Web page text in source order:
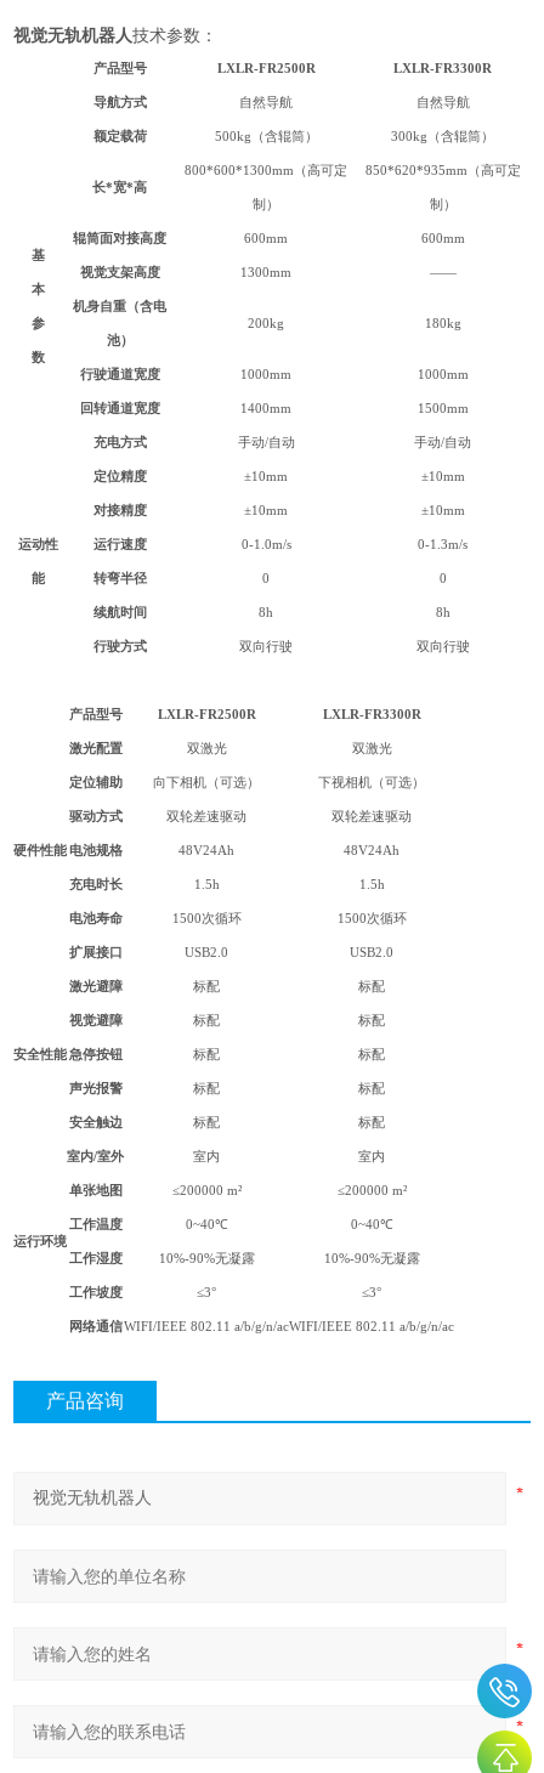
视觉无轨机器人技术参数：
产品型号 LXLR-FR2500R LXLR-FR3300R
基
本
参
数
导航方式 自然导航 自然导航
额定载荷 500kg（含辊筒） 300kg（含辊筒）
长*宽*高
800*600*1300mm（高可定
制）
850*620*935mm（高可定
制）
辊筒面对接高度 600mm 600mm
视觉支架高度 1300mm ——
机身自重（含电
池）
200kg 180kg
行驶通道宽度 1000mm 1000mm
回转通道宽度 1400mm 1500mm
充电方式 手动/自动 手动/自动
运动性
能
定位精度 ±10mm ±10mm
对接精度 ±10mm ±10mm
运行速度 0-1.0m/s 0-1.3m/s
转弯半径 0 0
续航时间 8h 8h
行驶方式 双向行驶 双向行驶
产品型号 LXLR-FR2500R LXLR-FR3300R
硬件性能
激光配置 双激光 双激光
定位辅助 向下相机（可选） 下视相机（可选）
驱动方式 双轮差速驱动 双轮差速驱动
电池规格 48V24Ah 48V24Ah
充电时长 1.5h 1.5h
电池寿命 1500次循环 1500次循环
扩展接口 USB2.0 USB2.0
安全性能
激光避障 标配 标配
视觉避障 标配 标配
急停按钮 标配 标配
声光报警 标配 标配
安全触边 标配 标配
运行环境
室内/室外 室内 室内
单张地图 ≤200000 m² ≤200000 m²
工作温度 0~40℃ 0~40℃
工作湿度 10%-90%无凝露 10%-90%无凝露
工作坡度 ≤3° ≤3°
网络通信WIFI/IEEE 802.11 a/b/g/n/acWIFI/IEEE 802.11 a/b/g/n/ac
产品咨询